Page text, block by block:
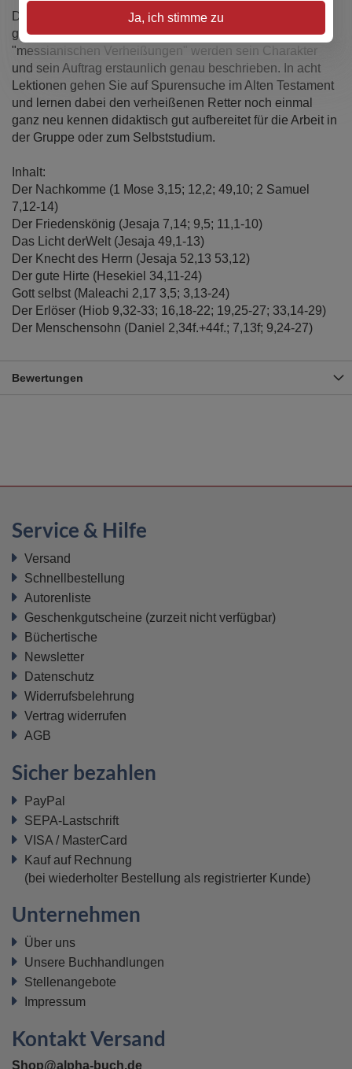
Der verheißene Retter: Vom ersten bis zum letzten Buch
gibt das Alte Testament Hinweise auf Jesus. In den
"messianischen Verheißungen" werden sein Charakter
und sein Auftrag erstaunlich genau beschrieben. In acht
Lektionen gehen Sie auf Spurensuche im Alten Testament
und lernen dabei den verheißenen Retter noch einmal
ganz neu kennen didaktisch gut aufbereitet für die Arbeit in
der Gruppe oder zum Selbststudium.
Inhalt:
Der Nachkomme (1 Mose 3,15; 12,2; 49,10; 2 Samuel
7,12-14)
Der Friedenskönig (Jesaja 7,14; 9,5; 11,1-10)
Das Licht derWelt (Jesaja 49,1-13)
Der Knecht des Herrn (Jesaja 52,13 53,12)
Der gute Hirte (Hesekiel 34,11-24)
Gott selbst (Maleachi 2,17 3,5; 3,13-24)
Der Erlöser (Hiob 9,32-33; 16,18-22; 19,25-27; 33,14-29)
Der Menschensohn (Daniel 2,34f.+44f.; 7,13f; 9,24-27)
Bewertungen
Ja, ich stimme zu
Service & Hilfe
Versand
Schnellbestellung
Autorenliste
Geschenkgutscheine (zurzeit nicht verfügbar)
Büchertische
Newsletter
Datenschutz
Widerrufsbelehrung
Vertrag widerrufen
AGB
Sicher bezahlen
PayPal
SEPA-Lastschrift
VISA / MasterCard
Kauf auf Rechnung
(bei wiederholter Bestellung als registrierter Kunde)
Unternehmen
Über uns
Unsere Buchhandlungen
Stellenangebote
Impressum
Kontakt Versand
Shop@alpha-buch.de